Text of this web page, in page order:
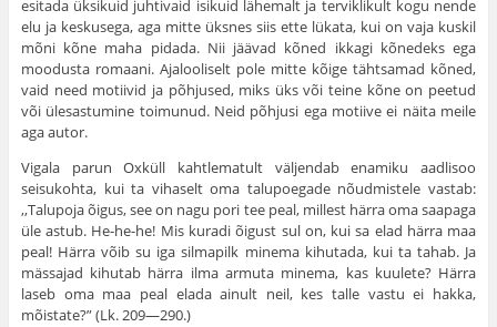
esitada üksikuid juhtivaid isikuid lähemalt ja terviklikult kogu nende
elu ja keskusega, aga mitte üksnes siis ette lükata, kui on vaja kuskil
mõni kõne maha pidada. Nii jäävad kõned ikkagi kõnedeks ega
moodusta romaani. Ajalooliselt pole mitte kõige tähtsa­mad kõned,
vaid need motiivid ja põhjused, miks üks või teine kõne on peetud
või ülesastumine toimunud. Neid põhjusi ega motiive ei näita meile
aga autor.
Vigala parun Oxküll kahtlematult väljendab enamiku aadlisoo
seisukohta, kui ta vihaselt oma talupoegade nõudmistele vastab:
,,Talupoja õigus, see on nagu pori tee peal, millest härra oma saapaga
üle astub. He-he-he! Mis kuradi õigust sul on, kui sa elad härra maa
peal! Härra võib su iga silmapilk minema kihutada, kui ta tahab. Ja
mässajad kihutab härra ilma armuta minema, kas kuulete? Härra
laseb oma maa peal elada ainult neil, kes talle vastu ei hakka,
mõistate?” (Lk. 209—290.)